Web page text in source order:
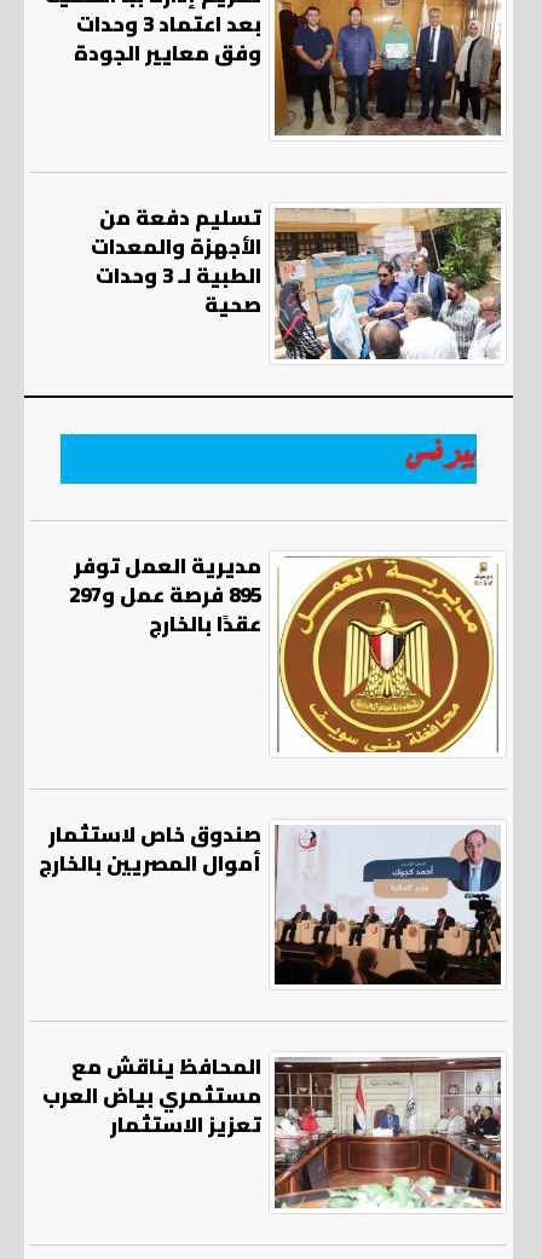
بعد اعتماد 3 وحدات
وفق معايير الجودة
تسليم دفعة من
الأجهزة والمعدات
الطبية لـ 3 وحدات
صحية
بيزنس
مديرية العمل توفر
895 فرصة عمل و297
عقدًا بالخارج
صندوق خاص لاستثمار
أموال المصريين بالخارج
المحافظ يناقش مع
مستثمري بياض العرب
تعزيز الاستثمار